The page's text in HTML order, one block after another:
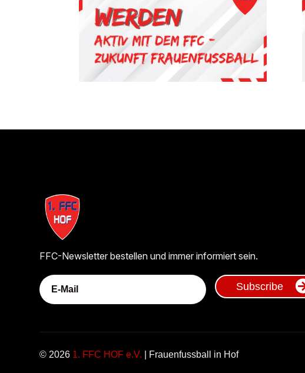
FFC-Newsletter bestellen und immer informiert sein.
Subscribe
© 2026 1. FFC HOF e.V. | Frauenfussball in Hof